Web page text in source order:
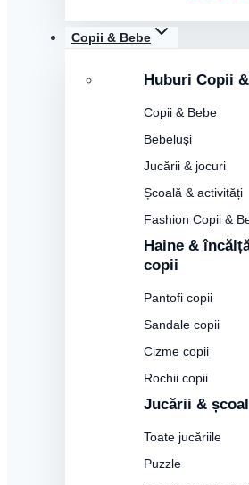
Copii & Bebe
Huburi Copii
Copii & Bebe
Bebeluși
Jucării & jocuri
Școală & activități
Fashion Copii &
Haine &
copii
Pantofi copii
Sandale copii
Cizme copii
Rochii copii
Jucării &
Toate jucăriile
Puzzle